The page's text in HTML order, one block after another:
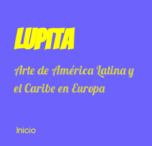
Lupita
Arte de América Latina y
el Caribe en Europa
Inicio